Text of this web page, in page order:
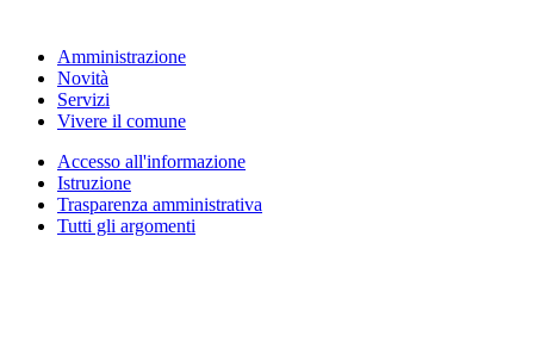
Amministrazione
Novità
Servizi
Vivere il comune
Accesso all'informazione
Istruzione
Trasparenza amministrativa
Tutti gli argomenti